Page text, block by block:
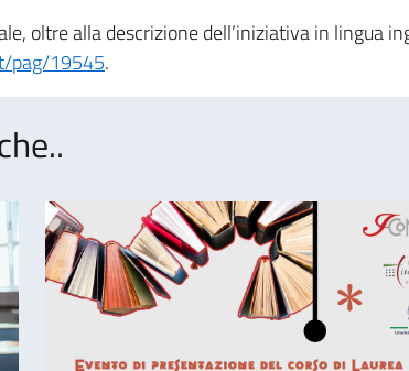
oltre alla descrizione dell’iniziativa in lingua
pag/19545.